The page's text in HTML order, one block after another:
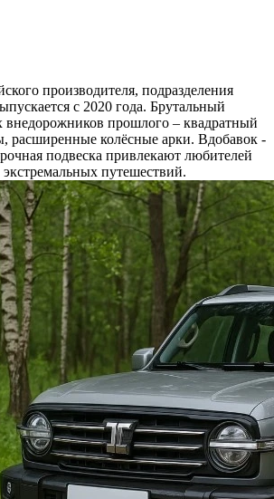
производителя, подразделения
с 2020 года. Брутальный
внедорожников прошлого – квадратный
расширенные колёсные арки. Вдобавок -
подвеска привлекают любителей
путешествий.